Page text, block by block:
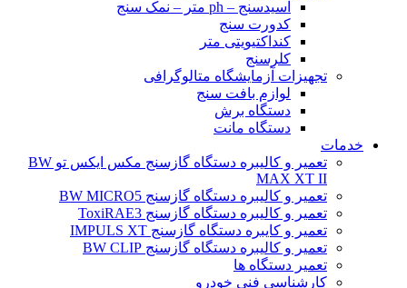
اسیدسنج – ph متر – نمک سنج
کدورت سنج
کنداکتیویتی متر
کلرسنج
تجهیزات آزمایشگاه متالوگرافی
لوازم بافت سنج
دستگاه برش
دستگاه مانت
خدمات
تعمیر و کالیبره دستگاه گازسنج مکس ایکس تو BW
MAX XT II
تعمیر و کالیبره دستگاه گازسنج BW MICRO5
تعمیر و کالیبره دستگاه گازسنج ToxiRAE3
تعمیر و کایبره دستگاه گازسنج IMPULS XT
تعمیر و کالیبره دستگاه گازسنج BW CLIP
تعمیر دستگاه ها
کارشناسی فنی خودرو